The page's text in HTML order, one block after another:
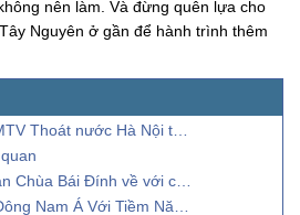
nên làm. Và đừng quên lựa cho
Nguyên ở gần để hành trình thêm
Hà Nội thăm quan Mộc Châu
Bái Đính về với chốn an yên
Với Tiềm Năng Chưa Khai Thác